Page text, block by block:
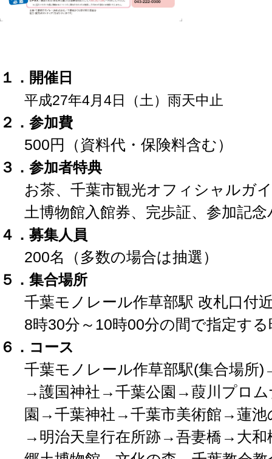
１．開催日
平成27年4月4日（土）雨天中止
２．参加費
500円（資料代・保険料含む）
３．参加者特典
お茶、千葉市観光オフィシャルガ
土博物館入館券、完歩証、 参加記
４．募集人員
200名（多数の場合は抽選）
５．集合場所
千葉モノレール作草部駅 改札口付
8時30分～10時00分の間で指定する
６．コース
千葉モノレール作草部駅(集合場
→護国神社→千葉公園→葭川プロ
園→千葉神社→千葉市美術館→蓮
→明治天皇行在所跡→吾妻橋→大